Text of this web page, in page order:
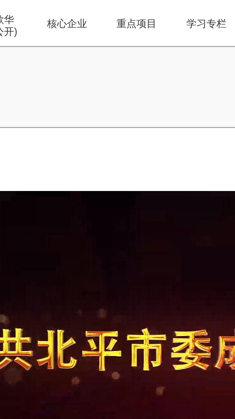
华
开)
核心企业 重点项目 学习专栏